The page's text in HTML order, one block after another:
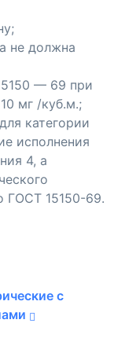
не должна
— 69 при
мг /куб.м.;
категории
исполнения
4, а
ГОСТ 15150-69.
с